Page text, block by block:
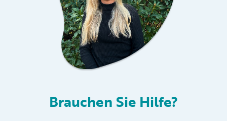
Brauchen Sie Hilfe?